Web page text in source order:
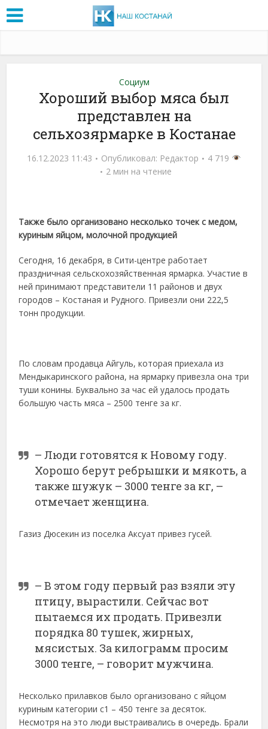
Социум
Хороший выбор мяса был
представлен на
сельхозярмарке в Костанае
16.12.2023 11:43 Опубликовал: Редактор
4 719
2 мин на чтение
Также было организовано несколько точек с медом,
куриным яйцом, молочной продукцией
Сегодня, 16 декабря, в Сити-центре работает
праздничная сельскохозяйственная ярмарка. Участие в
ней принимают представители 11 районов и двух
городов – Костаная и Рудного. Привезли они 222,5
тонн продукции.
По словам продавца Айгуль, которая приехала из
Мендыкаринского района, на ярмарку привезла она три
туши конины. Буквально за час ей удалось продать
большую часть мяса – 2500 тенге за кг.
– Люди готовятся к Новому году.
Хорошо берут ребрышки и мякоть, а
также шужук – 3000 тенге за кг, –
отмечает женщина.
Газиз Дюсекин из поселка Аксуат привез гусей.
– В этом году первый раз взяли эту
птицу, вырастили. Сейчас вот
пытаемся их продать. Привезли
порядка 80 тушек, жирных,
мясистых. За килограмм просим
3000 тенге, – говорит мужчина.
Несколько прилавков было организовано с яйцом
куриным категории с1 – 450 тенге за десяток.
Несмотря на это люди выстраивались в очередь. Брали